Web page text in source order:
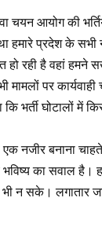
चयन आयोग की
हमारे प्रदेश के
हो रही है वहां
पर
भर्ती घोटालों में
नजीर बनाना
का सवाल है।
न सके। लगातार